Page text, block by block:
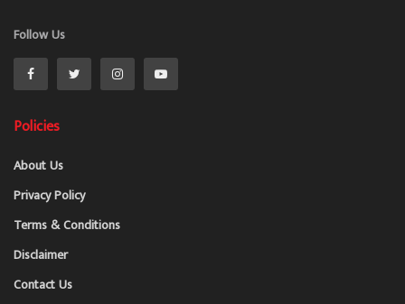
Follow Us
Policies
About Us
Privacy Policy
Terms & Conditions
Disclaimer
Contact Us